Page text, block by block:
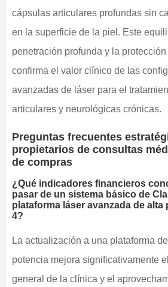
cápsulas articulares profundas sin
en la superficie de la piel. Este
penetración profunda y la
confirma el valor clínico de las
avanzadas de láser para el
articulares y neurológicas crónicas.
Preguntas frecuentes
propietarios de consultas
de compras
¿Qué indicadores financieros
pasar de un sistema básico de
plataforma láser avanzada de alta
4?
La actualización a una plataforma
potencia mejora significativamente
general de la clínica y el